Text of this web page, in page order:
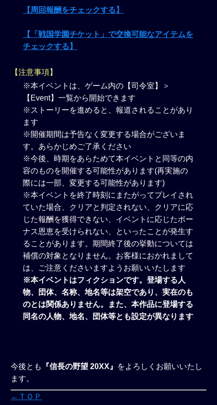
【周回報酬をチェックする】
【「戦国学園チケット」で交換可能なアイテムを
チェックする】
【注意事項】
※本イベントは、ゲーム内の【司令室】＞
【Event】一覧から開始できます
※ストーリーを進めると、報道されることがあり
ます
※開催期間は予告なく変更する場合がございま
す。あらかじめご了承ください
※今後、時期をあらためて本イベントと同等の内
容のものを開催する可能性があります(再実施の
際には一部、変更する可能性があります)
※本イベントを終了時刻にまたがってプレイされ
ていた場合、クリアと判定されない、クリアに応
じた報酬を獲得できない、イベントに応じたボー
ナス恩恵を受けられない、といったことが発生す
ることがあります。期間終了後の挙動については
補償の対象となりません。お客様におかれまして
は、ご注意くださいますようお願いいたします
※本イベントはフィクションです。登場する人
物、団体、名称、地名等は架空であり、実在のも
のとは関係ありません。また、本作品に登場する
同名の人物、地名、団体等とも設定が異なります
今後とも 『信長の野望 20XX』 をよろしくお願いいたし
ます。
←ＴＯＰ